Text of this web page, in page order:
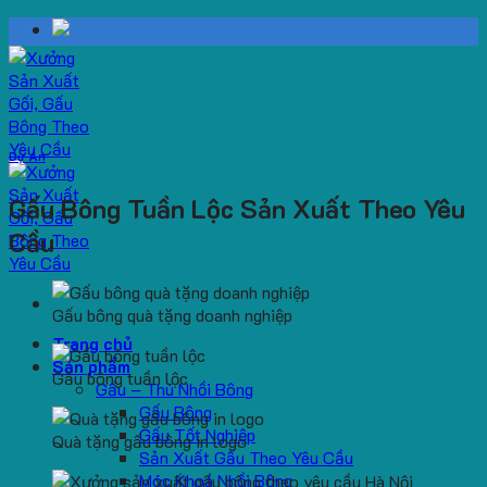
Skip
to
content
Trang chủ
Sản phẩm
Gấu – Thú Nhồi Bông
Gấu Bông
Gấu Tốt Nghiệp
Sản Xuất Gấu Theo Yêu Cầu
Móc Khoá Nhồi Bông
Dự Án
Gấu Bông Tuần Lộc Sản Xuất Theo Yêu
Cầu
Gấu bông quà tặng doanh nghiệp
Gấu bông tuần lộc
Quà tặng gấu bông in logo